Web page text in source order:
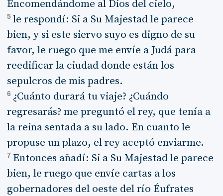
Encomendándome al Dios del cielo,
5 le respondí: Si a Su Majestad le parece
bien, y si este siervo suyo es digno de su
favor, le ruego que me envíe a Judá para
reedificar la ciudad donde están los
sepulcros de mis padres.
6 ¿Cuánto durará tu viaje? ¿Cuándo
regresarás? me preguntó el rey, que tenía a
la reina sentada a su lado. En cuanto le
propuse un plazo, el rey aceptó enviarme.
7 Entonces añadí: Si a Su Majestad le parece
bien, le ruego que envíe cartas a los
gobernadores del oeste del río Éufrates